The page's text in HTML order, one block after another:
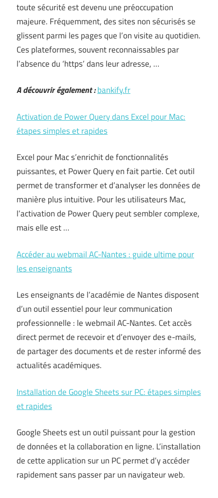
toute sécurité est devenu une préoccupation
majeure. Fréquemment, des sites non sécurisés se
glissent parmi les pages que l’on visite au quotidien.
Ces plateformes, souvent reconnaissables par
l’absence du ‘https’ dans leur adresse, …
A découvrir également :bankify.fr
Activation de Power Query dans Excel pour Mac:
étapes simples et rapides
Excel pour Mac s’enrichit de fonctionnalités
puissantes, et Power Query en fait partie. Cet outil
permet de transformer et d’analyser les données de
manière plus intuitive. Pour les utilisateurs Mac,
l’activation de Power Query peut sembler complexe,
mais elle est …
Accéder au webmail AC-Nantes : guide ultime pour
les enseignants
Les enseignants de l’académie de Nantes disposent
d’un outil essentiel pour leur communication
professionnelle : le webmail AC-Nantes. Cet accès
direct permet de recevoir et d’envoyer des e-mails,
de partager des documents et de rester informé des
actualités académiques.
Installation de Google Sheets sur PC: étapes simples
et rapides
Google Sheets est un outil puissant pour la gestion
de données et la collaboration en ligne. L’installation
de cette application sur un PC permet d’y accéder
rapidement sans passer par un navigateur web.